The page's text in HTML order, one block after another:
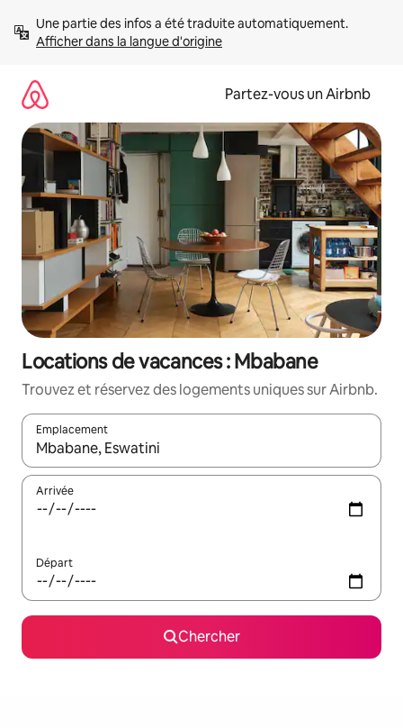
directement
Afficher dans la langue d'origine
Partez-vous un Airbnb
Locations de vacances : Mbabane
Trouvez et réservez des logements uniques sur Airbnb.
Emplacement
Quand les résultats sont affichés, parcourez-les en utilisant
Arrivée
Départ
Chercher